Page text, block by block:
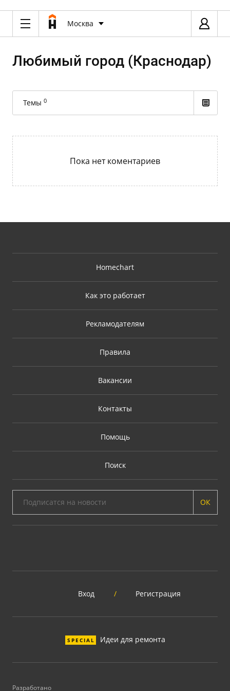
Москва
Любимый город (Краснодар)
Темы 0
Пока нет коментариев
Homechart
Как это работает
Рекламодателям
Правила
Вакансии
Контакты
Помощь
Поиск
ОК
Вход / Регистрация
SPECIAL Идеи для ремонта
Разработано